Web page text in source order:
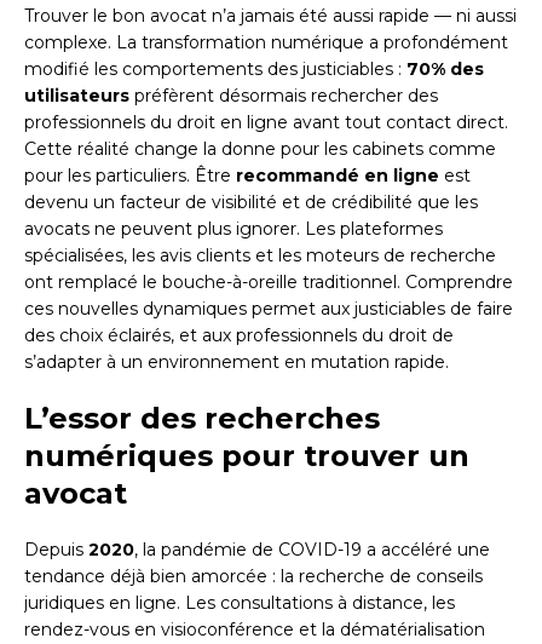
Trouver le bon avocat n’a jamais été aussi rapide — ni aussi
complexe. La transformation numérique a profondément
modifié les comportements des justiciables : 70% des
utilisateurs préfèrent désormais rechercher des
professionnels du droit en ligne avant tout contact direct.
Cette réalité change la donne pour les cabinets comme
pour les particuliers. Être recommandé en ligne est
devenu un facteur de visibilité et de crédibilité que les
avocats ne peuvent plus ignorer. Les plateformes
spécialisées, les avis clients et les moteurs de recherche
ont remplacé le bouche-à-oreille traditionnel. Comprendre
ces nouvelles dynamiques permet aux justiciables de faire
des choix éclairés, et aux professionnels du droit de
s’adapter à un environnement en mutation rapide.
L’essor des recherches
numériques pour trouver un
avocat
Depuis 2020, la pandémie de COVID-19 a accéléré une
tendance déjà bien amorcée : la recherche de conseils
juridiques en ligne. Les consultations à distance, les
rendez-vous en visioconférence et la dématérialisation